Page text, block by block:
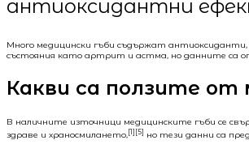
антиоксидантни
Много медицински гъби съдържат
състояния като артрит и астма, но данните са
Какви са ползите от
В наличните източници медицинските гъби се
здраве и храносмилането,[1][5] но тези данни са